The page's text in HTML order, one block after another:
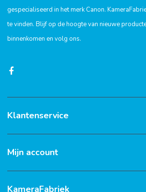
gespecialiseerd in het merk Canon.
te vinden. Blijf op de hoogte van nieuwe
binnenkomen en volg ons.
Klantenservice
Mijn account
KameraFabriek